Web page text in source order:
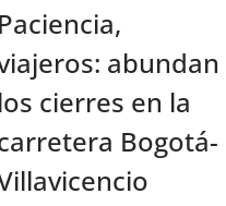
Paciencia,
abundan
los cierres en la
Bogotá-